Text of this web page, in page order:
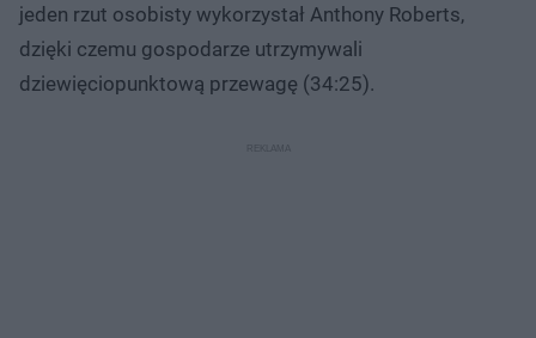
jeden rzut osobisty wykorzystał Anthony Roberts,
dzięki czemu gospodarze utrzymywali
dziewięciopunktową przewagę (34:25).